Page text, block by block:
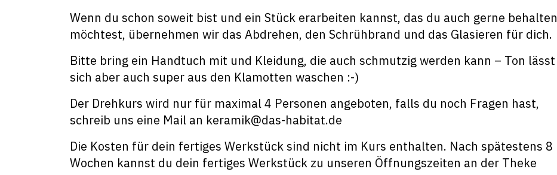
Wenn du schon soweit bist und ein Stück erarbeiten kannst, das du auch gerne behalten
möchtest, übernehmen wir das Abdrehen, den Schrühbrand und das Glasieren für dich.
Bitte bring ein Handtuch mit und Kleidung, die auch schmutzig werden kann – Ton lässt
sich aber auch super aus den Klamotten waschen :-)
Der Drehkurs wird nur für maximal 4 Personen angeboten, falls du noch Fragen hast,
schreib uns eine Mail an keramik@das-habitat.de
Die Kosten für dein fertiges Werkstück sind nicht im Kurs enthalten. Nach spätestens 8
Wochen kannst du dein fertiges Werkstück zu unseren Öffnungszeiten an der Theke